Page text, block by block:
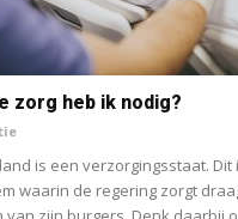
zorg heb ik nodig?
is een verzorgingsstaat. Dit
waarin de regering zorgt